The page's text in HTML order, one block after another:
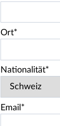
Ort*
Nationalität*
Email*